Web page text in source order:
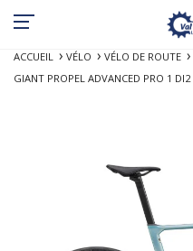
ACCUEIL VÉLO VÉLO DE ROUTE
GIANT PROPEL ADVANCED PRO 1 DI2